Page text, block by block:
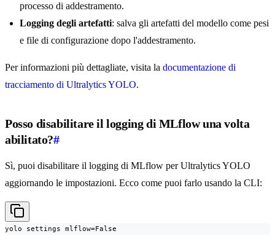
processo di addestramento.
Logging degli artefatti: salva gli artefatti del modello come pesi
e file di configurazione dopo l'addestramento.
Per informazioni più dettagliate, visita la documentazione di
tracciamento di Ultralytics YOLO.
Posso disabilitare il logging di MLflow una volta
abilitato?#
Sì, puoi disabilitare il logging di MLflow per Ultralytics YOLO
aggiornando le impostazioni. Ecco come puoi farlo usando la CLI:
yolo settings mlflow=False